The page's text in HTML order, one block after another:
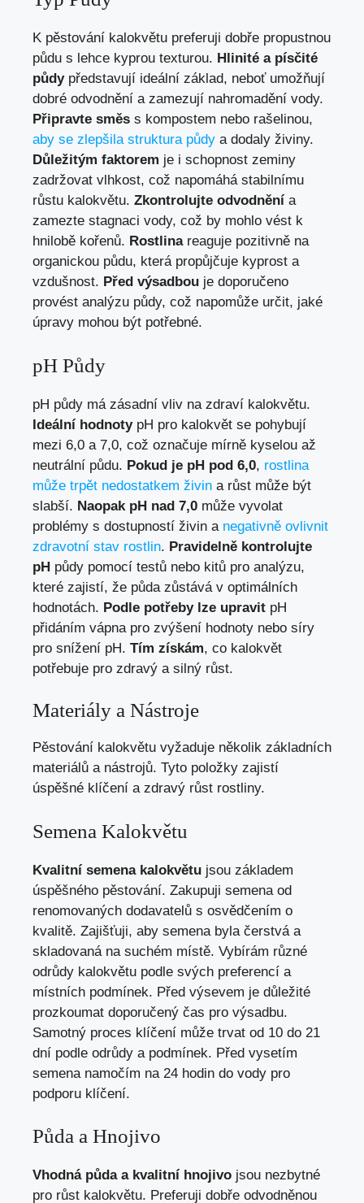
K pěstování kalokvětu preferuji dobře propustnou
půdu s lehce kyprou texturou. Hlinité a písčité
půdypředstavují ideální základ, neboť umožňují
dobré odvodnění a zamezují nahromadění vody.
Připravte směs s kompostem nebo rašelinou,
aby se zlepšila struktura půdy a dodaly živiny.
Důležitým faktorem je i schopnost zeminy
zadržovat vlhkost, což napomáhá stabilnímu
růstu kalokvětu. Zkontrolujte odvodnění a
zamezte stagnaci vody, což by mohlo vést k
hnilobě kořenů. Rostlinareaguje pozitivně na
organickou půdu, která propůjčuje kyprost a
vzdušnost. Před výsadbou je doporučeno
provést analýzu půdy, což napomůže určit, jaké
úpravy mohou být potřebné.
pH Půdy
pH půdy má zásadní vliv na zdraví kalokvětu.
Ideální hodnotypH pro kalokvět se pohybují
mezi 6,0 a 7,0, což označuje mírně kyselou až
neutrální půdu. Pokud je pH pod 6,0, rostlina
může trpět nedostatkem živin a růst může být
slabší. Naopak pH nad 7,0 může vyvolat
problémy s dostupností živin a negativně ovlivnit
zdravotní stav rostlin. Pravidelně kontrolujte
pH půdy pomocí testů nebo kitů pro analýzu,
které zajistí, že půda zůstává v optimálních
hodnotách. Podle potřeby lze upravit pH
přidáním vápna pro zvýšení hodnoty nebo síry
pro snížení pH. Tím získám, co kalokvět
potřebuje pro zdravý a silný růst.
Materiály a Nástroje
Pěstování kalokvětu vyžaduje několik základních
materiálů a nástrojů. Tyto položky zajistí
úspěšné klíčení a zdravý růst rostliny.
Semena Kalokvětu
Kvalitní semena kalokvětu jsou základem
úspěšného pěstování. Zakupuji semena od
renomovaných dodavatelů s osvědčením o
kvalitě. Zajišťuji, aby semena byla čerstvá a
skladovaná na suchém místě. Vybírám různé
odrůdy kalokvětu podle svých preferencí a
místních podmínek. Před výsevem je důležité
prozkoumat doporučený čas pro výsadbu.
Samotný proces klíčení může trvat od 10 do 21
dní podle odrůdy a podmínek. Před vysetím
semena namočím na 24 hodin do vody pro
podporu klíčení.
Půda a Hnojivo
Vhodná půda a kvalitní hnojivo jsou nezbytné
pro růst kalokvětu. Preferuji dobře odvodněnou